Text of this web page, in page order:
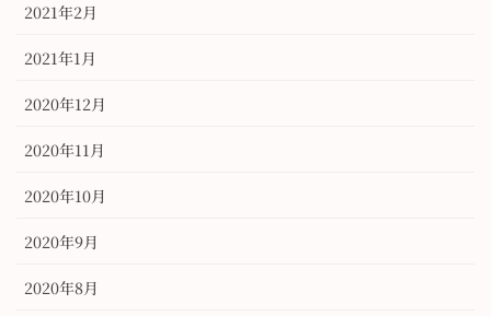
2021年2月
2021年1月
2020年12月
2020年11月
2020年10月
2020年9月
2020年8月